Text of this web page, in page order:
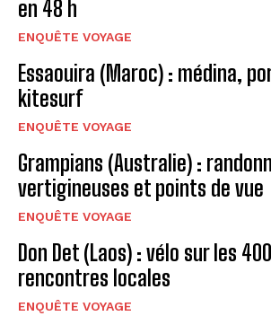
en 48 h
ENQUÊTE VOYAGE
Essaouira (Maroc) : médina,
kitesurf
ENQUÊTE VOYAGE
Grampians (Australie) :
vertigineuses et points de vue
ENQUÊTE VOYAGE
Don Det (Laos) : vélo sur les
rencontres locales
ENQUÊTE VOYAGE